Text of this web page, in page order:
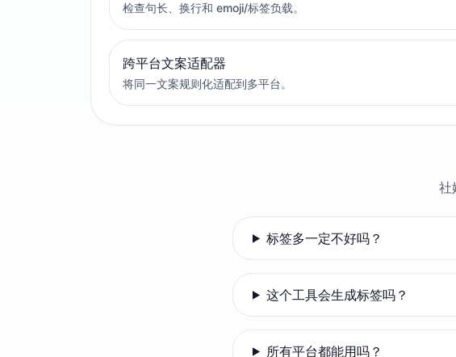
检查句长、换行和 emoji/标签负载。
跨平台文案适配器
将同一文案规则化适配到多平台。
社
标签多一定不好吗？
这个工具会生成标签吗？
所有平台都能用吗？